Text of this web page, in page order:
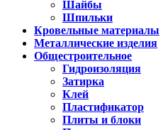
Шайбы
Шпильки
Кровельные материалы
Металлические изделия
Общестроительное
Гидроизоляция
Затирка
Клей
Пластификатор
Плиты и блоки